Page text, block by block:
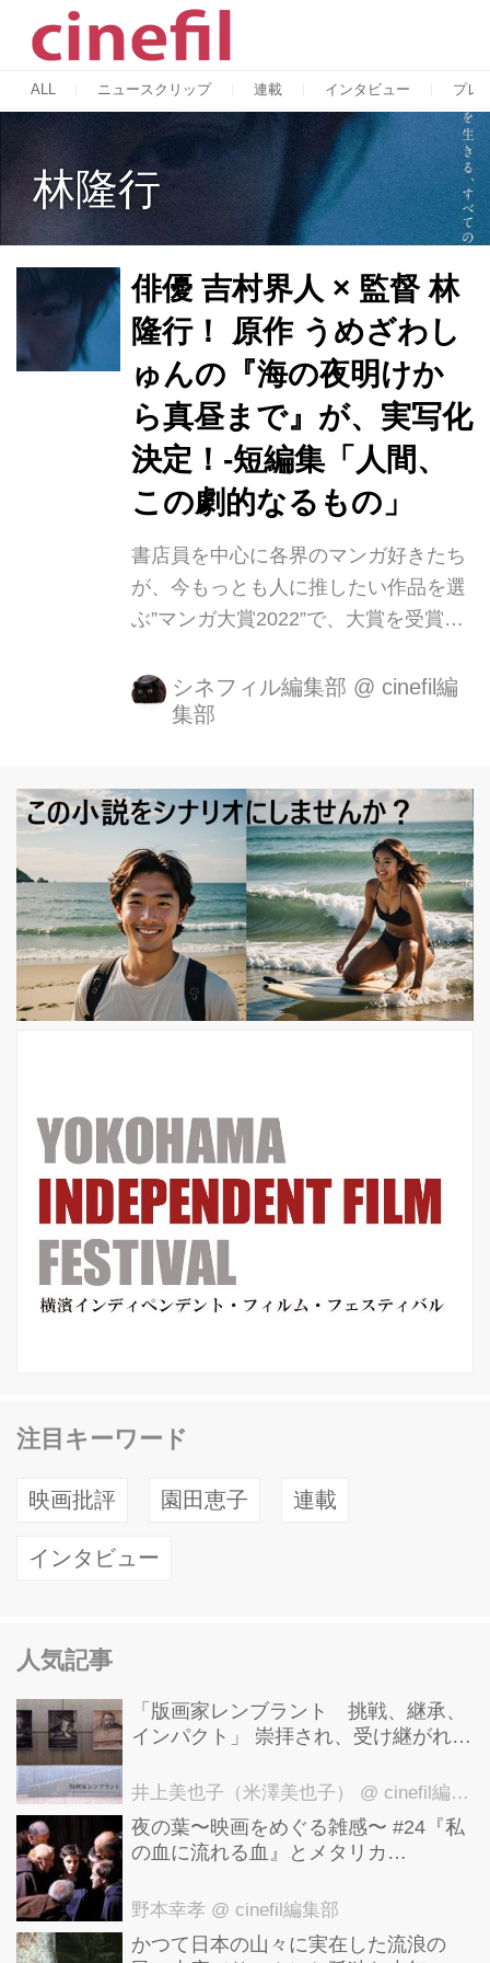
ALL ニュースクリップ 連載 インタビュー プレ
林隆行
俳優 吉村界人 × 監督 林
隆行！ 原作 うめざわし
ゅんの『海の夜明けか
ら真昼まで』が、実写化
決定！-短編集「人間、
この劇的なるもの」
書店員を中心に各界のマンガ好きたち
が、今もっとも人に推したい作品を選
ぶ”マンガ大賞2022”で、大賞を受賞し
ざわしゅんが約10年前に描いた短編集
「一匹と九十九匹と」の一編「海の夜
芸術家など、様々な分野の才人から注
目され、圧倒的な存在感を放つ「俳優
吉村界人」 今の日本映画界を牽引する
監督を輩出してきた若手映画監督の登
竜門田辺・弁慶映画祭。その第15回に
て異例の「審査員特別賞」を受賞し、
TV-CM、ドラマ、MVなど様々な映像
シネフィル編集部 @ cinefil編
集部
注目キーワード
映画批評 園田恵子 連載
インタビュー
人気記事
「版画家レンブラント 挑戦、継承、
インパクト」 崇拝され、受け継がれ、
洋美術館にて9月23日まで開催中！
井上美也子（米澤美也子） @ cinefil編集部
夜の葉〜映画をめぐる雑感〜 #24『私
の血に流れる血』とメタリカ
野本幸孝 @ cinefil編集部
かつて日本の山々に実在した流浪の